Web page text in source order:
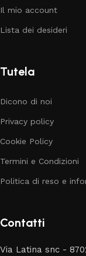
Il mio account
Lista dei desideri
Tutela
Dicono di noi
Privacy policy
Cookie Policy
Termini e Condizioni
Politica di reso e
Contatti
Via Latina snc -